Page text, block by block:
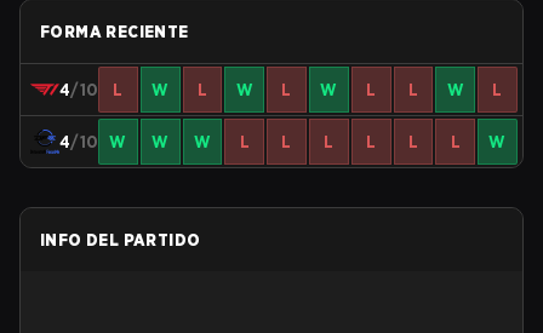
FORMA RECIENTE
4/10 L W L W L W L L W L
4/10 W W W L L L L L L W
INFO DEL PARTIDO